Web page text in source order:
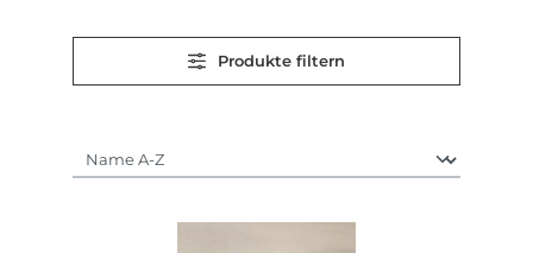
Produkte filtern